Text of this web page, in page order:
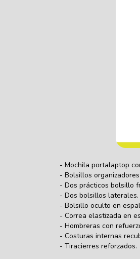
- Mochila portalaptop
- Bolsillos
- Dos prácticos bolsillo
- Dos bolsillos laterales.
- Bolsillo oculto en
- Correa elastizada en
- Hombreras con
- Costuras internas
- Tiracierres reforzados.